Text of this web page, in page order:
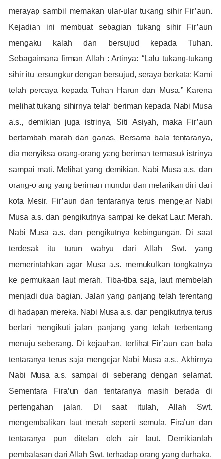
merayap sambil memakan ular-ular tukang sihir Fir’aun.
Kejadian ini membuat sebagian tukang sihir Fir’aun
mengaku kalah dan bersujud kepada Tuhan.
Sebagaimana firman Allah : Artinya: “Lalu tukang-tukang
sihir itu tersungkur dengan bersujud, seraya berkata: Kami
telah percaya kepada Tuhan Harun dan Musa.” Karena
melihat tukang sihirnya telah beriman kepada Nabi Musa
a.s., demikian juga istrinya, Siti Asiyah, maka Fir’aun
bertambah marah dan ganas. Bersama bala tentaranya,
dia menyiksa orang-orang yang beriman termasuk istrinya
sampai mati. Melihat yang demikian, Nabi Musa a.s. dan
orang-orang yang beriman mundur dan melarikan diri dari
kota Mesir. Fir’aun dan tentaranya terus mengejar Nabi
Musa a.s. dan pengikutnya sampai ke dekat Laut Merah.
Nabi Musa a.s. dan pengikutnya kebingungan. Di saat
terdesak itu turun wahyu dari Allah Swt. yang
memerintahkan agar Musa a.s. memukulkan tongkatnya
ke permukaan laut merah. Tiba-tiba saja, laut membelah
menjadi dua bagian. Jalan yang panjang telah terentang
di hadapan mereka. Nabi Musa a.s. dan pengikutnya terus
berlari mengikuti jalan panjang yang telah terbentang
menuju seberang. Di kejauhan, terlihat Fir’aun dan bala
tentaranya terus saja mengejar Nabi Musa a.s.. Akhirnya
Nabi Musa a.s. sampai di seberang dengan selamat.
Sementara Fira’un dan tentaranya masih berada di
pertengahan jalan. Di saat itulah, Allah Swt.
mengembalikan laut merah seperti semula. Fira’un dan
tentaranya pun ditelan oleh air laut. Demikianlah
pembalasan dari Allah Swt. terhadap orang yang durhaka.